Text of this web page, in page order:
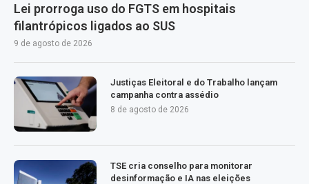
Lei prorroga uso do FGTS em hospitais
filantrópicos ligados ao SUS
9 de agosto de 2026
Justiças Eleitoral e do Trabalho lançam
campanha contra assédio
8 de agosto de 2026
TSE cria conselho para monitorar
desinformação e IA nas eleições